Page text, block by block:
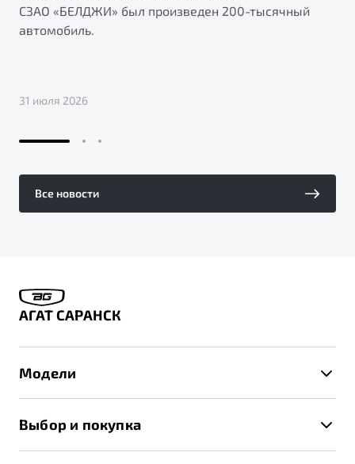
СЗАО «БЕЛДЖИ» был произведен 200-тысячный
автомобиль.
31 июля 2026
Все новости
АГАТ САРАНСК
Модели
Выбор и покупка